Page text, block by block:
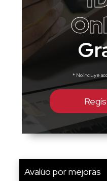
* No incluye
Avalúo por mejoras